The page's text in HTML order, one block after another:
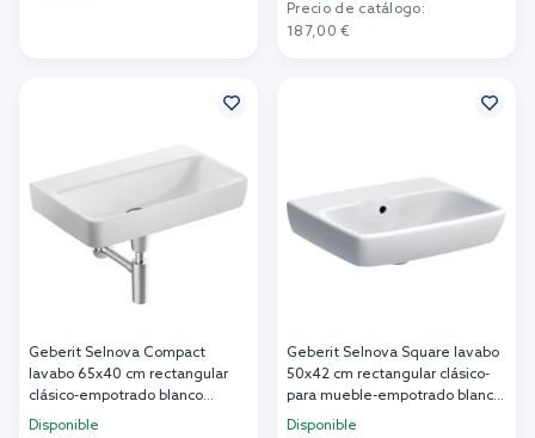
Precio de catálogo:
187,00 €
Geberit Selnova Compact
lavabo 65x40 cm rectangular
clásico-empotrado blanco
brillante 501.893.00.7
Disponible
Geberit Selnova Square lavabo
50x42 cm rectangular clásico-
para mueble-empotrado blanco
brillante 500.301.01.7
Disponible